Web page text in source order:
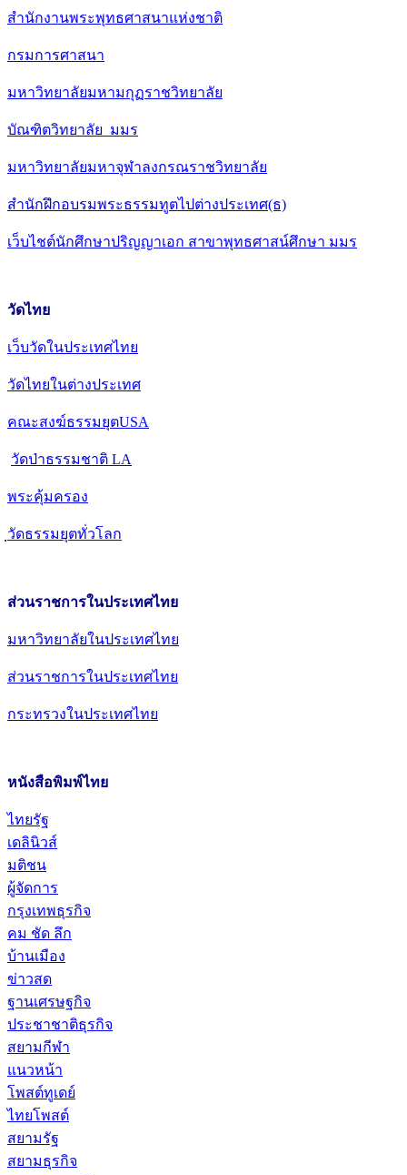
สำนักงานพระพุทธศาสนาแห่งชาติ
กรมการศาสนา
มหาวิทยาลัยมหามกุฏราชวิทยาลัย
บัณฑิตวิทยาลัย มมร
มหาวิทยาลัยมหาจุฬาลงกรณราชวิทยาลัย
สำนักฝึกอบรมพระธรรมทูตไปต่างประเทศ(ธ)
เว็บไชต์นักศึกษาปริญญาเอก สาขาพุทธศาสน์ศึกษา มมร
วัดไทย
เว็บวัดในประเทศไทย
วัดไทยในต่างประเทศ
คณะสงฆ์ธรรมยุตUSA
วัดป่าธรรมชาติ LA
พระคุ้มครอง
วัดธรรมยุตทั่วโลก
ส่วนราชการในประเทศไทย
มหาวิทยาลัยในประเทศไทย
ส่วนราชการในประเทศไทย
กระทรวงในประเทศไทย
หนังสือพิมพ์ไทย
ไทยรัฐ
เดลินิวส์
มติชน
ผู้จัดการ
กรุงเทพธุรกิจ
คม ชัด ลึก
บ้านเมือง
ข่าวสด
ฐานเศรษฐกิจ
ประชาชาติธุรกิจ
สยามกีฬา
แนวหน้า
โพสต์ทูเดย์
ไทยโพสต์
สยามรัฐ
สยามธุรกิจ